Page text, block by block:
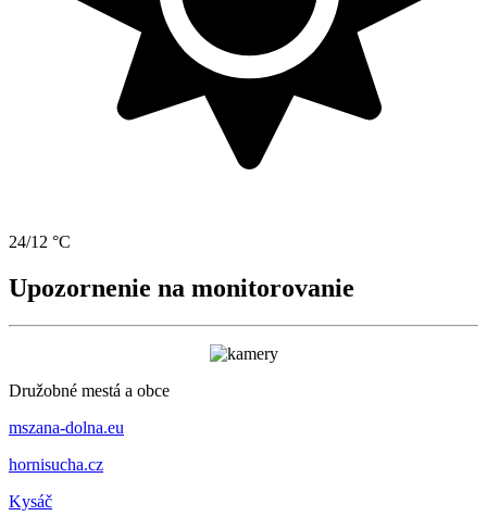
24/12 °C
Upozornenie na monitorovanie
Družobné mestá a obce
mszana-dolna.eu
hornisucha.cz
Kysáč